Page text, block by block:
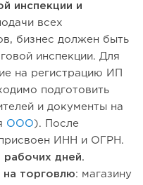
инспекции и
всех
бизнес должен быть
инспекции. Для
на регистрацию ИП
подготовить
и документы на
ООО). После
ИНН и ОГРН.
рабочих дней.
на торговлю: магазину